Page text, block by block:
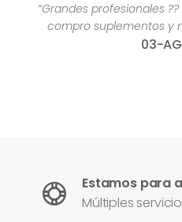
“Grandes profesionales
compro suplementos y
03-
Estamos para
Múltiples